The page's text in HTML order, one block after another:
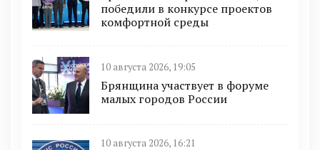
победили в конкурсе проектов
комфортной среды
10 августа 2026, 19:05
Брянщина участвует в форуме
малых городов России
10 августа 2026, 16:21